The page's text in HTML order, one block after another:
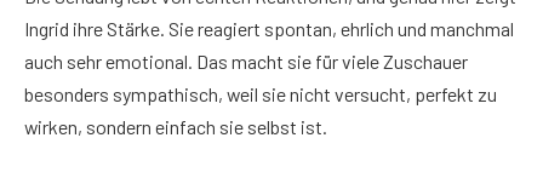
Ingrid ihre Stärke. Sie reagiert spontan, ehrlich und manchmal
auch sehr emotional. Das macht sie für viele Zuschauer
besonders sympathisch, weil sie nicht versucht, perfekt zu
wirken, sondern einfach sie selbst ist.